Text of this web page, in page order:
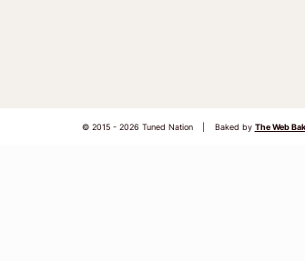
© 2015 - 2026 Tuned Nation Baked by The Web